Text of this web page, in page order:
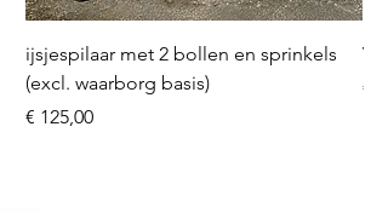
ijsjespilaar met 2 bollen en sprinkels
(excl. waarborg basis)
Prijs
€ 125,00
Prijs
€